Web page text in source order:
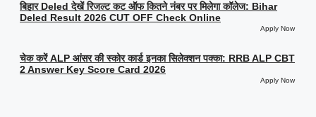
बिहार Deled देखें रिजल्ट कट ऑफ कितने नंबर पर मिलेगा कॉलेज: Bihar
Deled Result 2026 CUT OFF Check Online
Apply Now
चेक करें ALP आंसर की स्कोर कार्ड इनका सिलेक्शन पक्का: RRB ALP CBT
2 Answer Key Score Card 2026
Apply Now